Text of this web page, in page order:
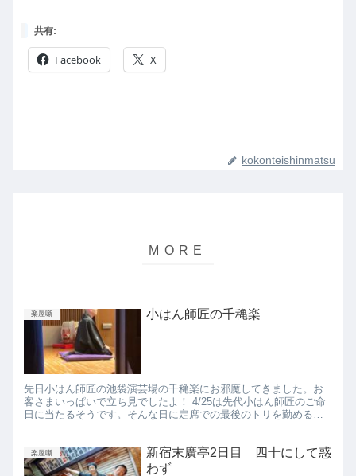
共有:
Facebook X
kokonteishinmatsu
楽屋噺 小はん師匠の千穐楽
先日小はん師匠の池袋演芸場の千穐楽にお邪魔してきました。お
客さまいっぱいで立ち見でしたよ！ 4/25は先代小はん師匠のご命
日に当たるそうです。そんな日に定席での最後のトリを勤めるこ
楽屋噺
新宿末廣亭2日目 四十にして惑
わず